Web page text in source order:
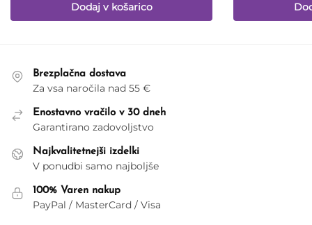
Dodaj v košarico
Brezplačna dostava
Za vsa naročila nad 55 €
Enostavno vračilo v 30 dneh
Garantirano zadovoljstvo
Najkvalitetnejši izdelki
V ponudbi samo najboljše
100% Varen nakup
PayPal / MasterCard / Visa